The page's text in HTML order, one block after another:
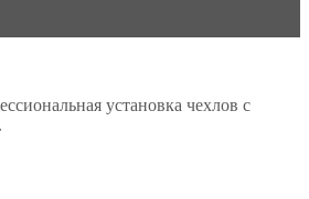
установка чехлов с